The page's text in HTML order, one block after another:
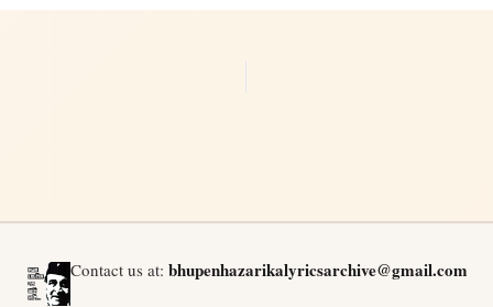
Contact us at: bhupenhazarikalyricsarchive@gmail.com